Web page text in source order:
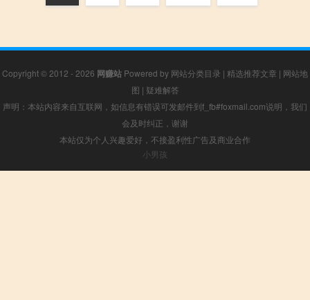
Copyright © 2012 - 2026 网赚站 Powered by 网站分类目录 | 精选推荐文章 | 网站地
图 | 疑难解答
声明：本站内容来自互联网，如信息有错误可发邮件到f_fb#foxmail.com说明，我们
会及时纠正，谢谢
本站仅为个人兴趣爱好，不接盈利性广告及商业合作
小男孩